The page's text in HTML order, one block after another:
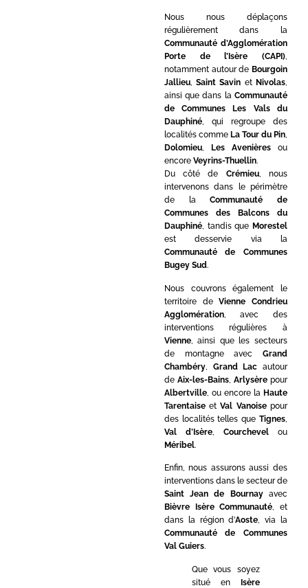
Nous nous déplaçons
régulièrement dans la
Communauté d’Agglomération
Porte de l’Isère (CAPI),
notamment autour de Bourgoin
Jallieu,Saint Savin et Nivolas,
ainsi que dans la Communauté
de Communes Les Vals du
Dauphiné, qui regroupe des
localités comme La Tour du Pin,
Dolomieu, Les Avenièresou
encore Veyrins-Thuellin.
Du côté de Crémieu, nous
intervenons dans le périmètre
de laCommunauté de
Communes des Balcons du
Dauphiné, tandis que Morestel
est desservie via la
Communauté de Communes
Bugey Sud.
Nous couvrons également le
territoire deVienne Condrieu
Agglomération, avec des
interventions régulières à
Vienne, ainsi que les secteurs
de montagne avec Grand
Chambéry, Grand Lac autour
de Aix-les-Bains, Arlysèrepour
Albertville, ou encore la Haute
TarentaiseetVal Vanoisepour
des localités telles que Tignes
Val d’Isère, Courchevelou
Méribel.
Enfin, nous assurons aussi des
interventions dans le secteur de
Saint Jean de Bournayavec
Bièvre Isère Communauté, et
dans la région d’Aoste, via la
Communauté de Communes
Val Guiers.
Que vous soyez
situé en Isère